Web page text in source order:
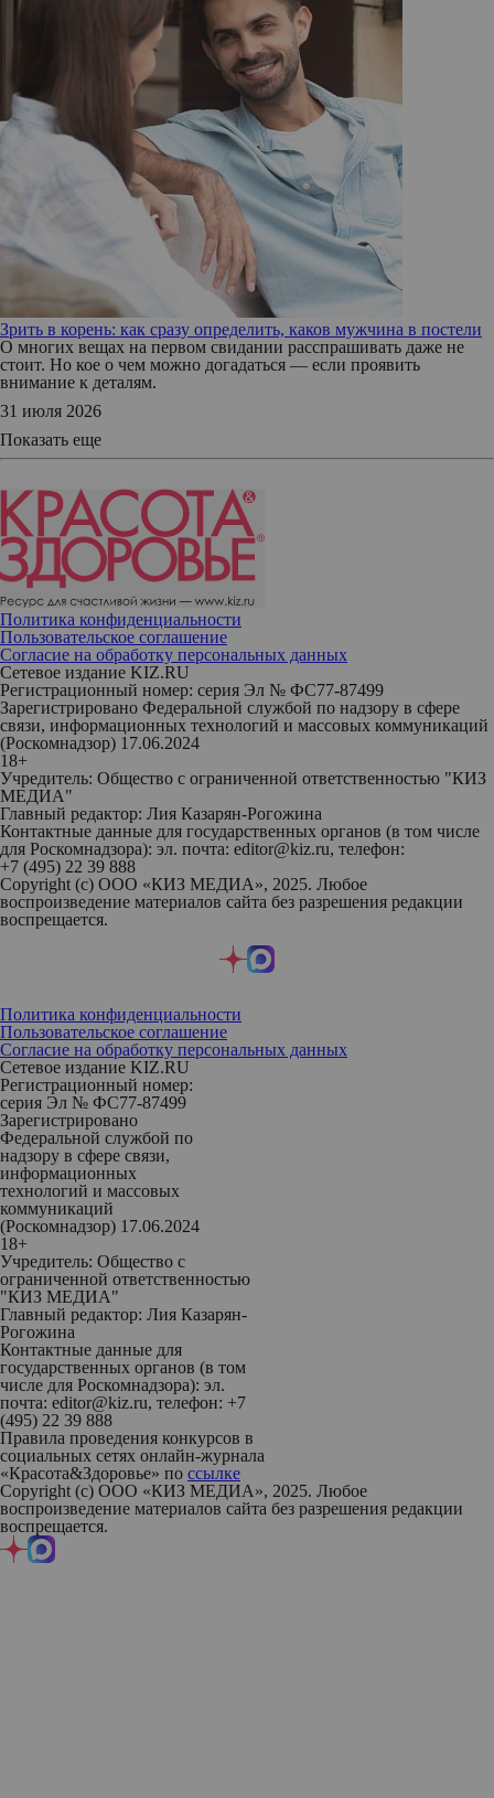
Зрить в корень: как сразу определить, каков мужчина в постели
О многих вещах на первом свидании расспрашивать даже не
стоит. Но кое о чем можно догадаться — если проявить
внимание к деталям.
31 июля 2026
Показать еще
Политика конфиденциальности
Пользовательское соглашение
Согласие на обработку персональных данных
Сетевое издание KIZ.RU
Регистрационный номер: серия Эл № ФС77-87499
Зарегистрировано Федеральной службой по надзору в сфере
связи, информационных технологий и массовых коммуникаций
(Роскомнадзор) 17.06.2024
18+
Учредитель: Общество с ограниченной ответственностью "КИЗ
МЕДИА"
Главный редактор: Лия Казарян-Рогожина
Контактные данные для государственных органов (в том числе
для Роскомнадзора): эл. почта: editor@kiz.ru, телефон:
+7 (495) 22 39 888
Copyright (с) ООО «КИЗ МЕДИА», 2025. Любое
воспроизведение материалов сайта без разрешения редакции
воспрещается.
Политика конфиденциальности
Пользовательское соглашение
Согласие на обработку персональных данных
Сетевое издание KIZ.RU
Регистрационный номер:
серия Эл № ФС77-87499
Зарегистрировано
Федеральной службой по
надзору в сфере связи,
информационных
технологий и массовых
коммуникаций
(Роскомнадзор) 17.06.2024
18+
Учредитель: Общество с
ограниченной ответственностью
"КИЗ МЕДИА"
Главный редактор: Лия Казарян-
Рогожина
Контактные данные для
государственных органов (в том
числе для Роскомнадзора): эл.
почта: editor@kiz.ru, телефон: +7
(495) 22 39 888
Правила проведения конкурсов в
социальных сетях онлайн-журнала
«Красота&Здоровье» по ссылке
Copyright (с) ООО «КИЗ МЕДИА», 2025. Любое
воспроизведение материалов сайта без разрешения редакции
воспрещается.